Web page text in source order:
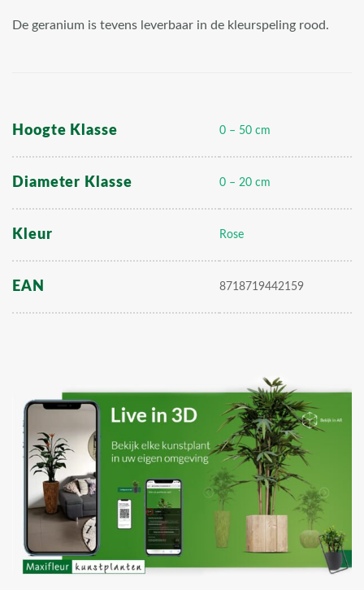
De geranium is tevens leverbaar in de kleurspeling rood.
Hoogte Klasse 0 – 50 cm
Diameter Klasse 0 – 20 cm
Kleur Rose
EAN 8718719442159